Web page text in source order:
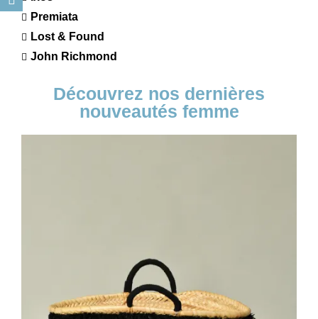
Premiata
Lost & Found
John Richmond
Découvrez nos dernières
nouveautés femme